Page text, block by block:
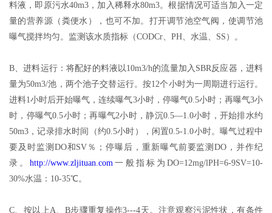
料液，即原污水40m3，加入稀释水80m3。根据情况可适当加入一定
量的营养源（粪便水），也可不加。打开调节池空气阀，使调节池
曝气搅拌均匀。监测该水质指标（CODCr、PH、水温、SS）。
B、进料运行：将配好的料液以10m3/h的流量加入SBR反应器，进料
量为50m3/池，两个池子交替运行。按12个小时为一周期进行运行。
进料1小时后开始曝气，连续曝气3小时，停曝气0.5小时；再曝气3小
时，停曝气0.5小时；再曝气2小时，静沉0.5—1.0小时，开始排水约
50m3，记录排水时间（约0.5小时），闲置0.5-1.0小时。曝气过程中
要及时监测DO和SV％；停曝后，重新曝气前要监测DO，并作纪
录。http://www.zljituan.com 一般指标为DO=12mg/lPH=6-9SV=10-
30%水温：10-35℃。
C、按以上A、B步骤重复操作3---4天。注意观察污泥性状，有条件